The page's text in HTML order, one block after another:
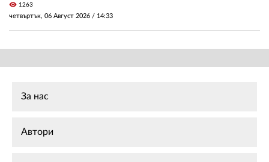
visibility 1263
четвъртък, 06 Август 2026 / 14:33
За нас
Автори